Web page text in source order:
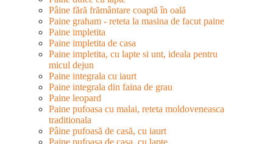
Pâine fără frământare coaptă în oală
Paine graham - reteta la masina de facut paine
Paine impletita
Paine impletita de casa
Paine impletita, cu lapte si unt, ideala pentru
micul dejun
Paine integrala cu iaurt
Paine integrala din faina de grau
Paine leopard
Paine pufoasa cu malai, reteta moldoveneasca
traditionala
Pâine pufoasă de casă, cu iaurt